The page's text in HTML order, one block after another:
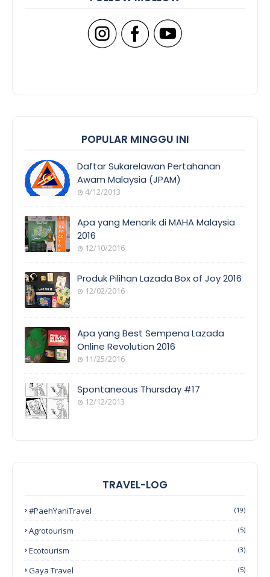
POPULAR MINGGU INI
Daftar Sukarelawan Pertahanan
Awam Malaysia (JPAM)
4/12/2013
Apa yang Menarik di MAHA Malaysia
2016
12/10/2016
Produk Pilihan Lazada Box of Joy 2016
12/02/2016
Apa yang Best Sempena Lazada
Online Revolution 2016
11/25/2016
Spontaneous Thursday #17
12/12/2013
TRAVEL-LOG
#PaehYaniTravel (19)
Agrotourism (5)
Ecotourism (3)
Gaya Travel (5)